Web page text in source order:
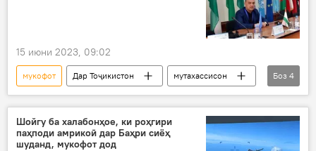
15 июни 2023, 09:02
мукофот Дар Тоҷикистон
мутахассисон
ИДМ
гумрук
беҳтарин
корманд
Боз 4
Шойгу ба халабонҳое, ки роҳгири
паҳподи амрикоӣ дар Баҳри сиёҳ
шуданд, мукофот дод